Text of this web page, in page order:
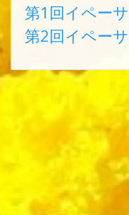
第1回イペー
第2回イペー